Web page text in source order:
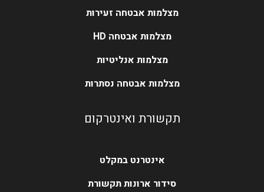
מצלמות אבטחה זעירות
מצלמות אבטחה HD
מצלמות אנליטיות
מצלמות אבטחה נסתרות
תקשורת ואינטרקום
אינטרנט במקלט
סידור ארונות תקשורת